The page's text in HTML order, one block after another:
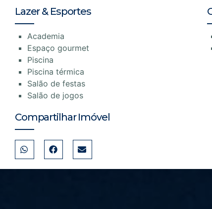
Lazer & Esportes
Academia
Espaço gourmet
Piscina
Piscina térmica
Salão de festas
Salão de jogos
Compartilhar Imóvel